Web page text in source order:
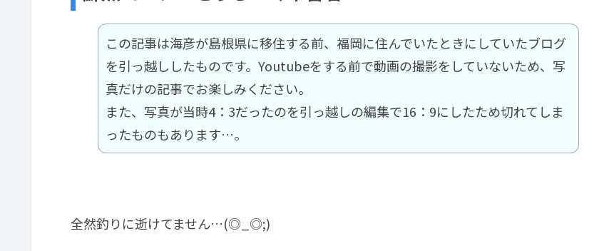
この記事は海彦が島根県に移住する前、福岡に住んでいたときにしていたブログ
を引っ越ししたものです。Youtubeをする前で動画の撮影をしていないため、写
真だけの記事でお楽しみください。
また、写真が当時4：3だったのを引っ越しの編集で16：9にしたため切れてしま
ったものもあります…。
全然釣りに逝けてません…(◎_◎;)